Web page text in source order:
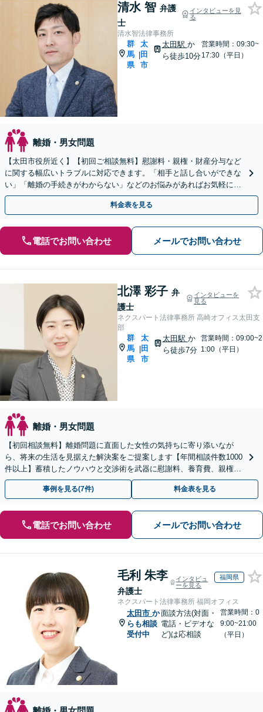
清水 智 弁護
士
インタビューを見
る
清水智法律事務所
群
馬
県
|
太
田
市
太田駅 か
ら徒歩10分
営業時間：09:30~
17:30（平日）
離婚・男女問題
【太田市役所近く】【初回ご相談無料】慰謝料・親権・財産分与など
に関する幅広いトラブルに対応できます。「相手と話し合いができな
い」「離婚の手続きがわからない」などのお悩みがあればお気軽にご
相談を。親身になって対応します【休日の対応可能】
料金表を見る
電話でお問い合わせ メールでお問い合わせ
北澤 彩子 弁
護士
インタビューを
見る
ネクスパート法律事務所 高崎オフィス太田支
部
群
馬
県
|
太
田
市
太田駅 か
ら徒歩7分
営業時間：09:00~2
1:00（平日）
離婚・男女問題
【初回相談無料】離婚問題に直面した女性の気持ちに寄り添いなが
ら、将来の生活を見据えた解決案をご提案します【年間相談件数1000
件以上】蓄積したノウハウと交渉術を武器に慰謝料、養育費、親権な
どの獲得を目指します【夜間・休日面談可】
事例を見る(7件) 料金表を見る
電話でお問い合わせ メールでお問い合わせ
毛利 朱李
弁護士
インタビュ
ーを見る
福岡県
ネクスパート法律事務所 福岡オフィス
太田市 か
らも相談
受付中
面談方法(対面・
電話・ビデオな
ど)は応相談
営業時間：0
9:00~21:00
（平日）